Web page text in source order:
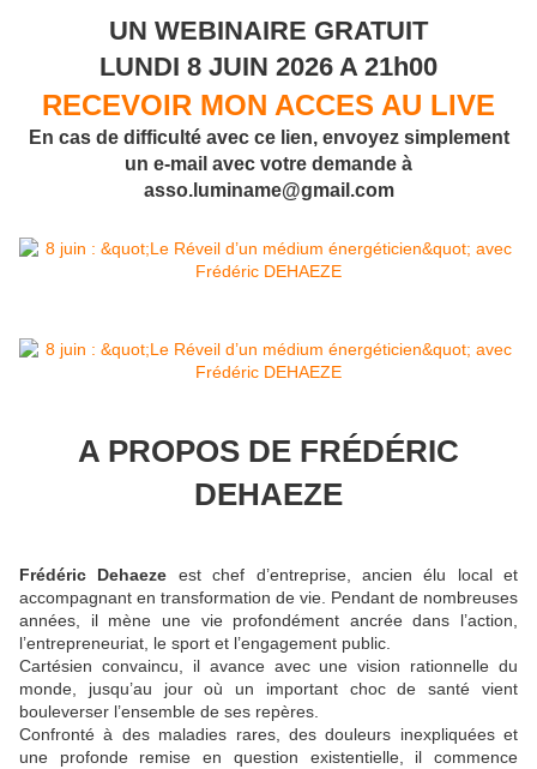
UN WEBINAIRE GRATUIT
LUNDI 8 JUIN 2026 A 21h00
RECEVOIR MON ACCES AU LIVE
En cas de difficulté avec ce lien, envoyez simplement
un e-mail avec votre demande à
asso.luminame@gmail.com
A PROPOS DE FRÉDÉRIC
DEHAEZE
Frédéric Dehaeze est chef d’entreprise, ancien élu local et
accompagnant en transformation de vie. Pendant de nombreuses
années, il mène une vie profondément ancrée dans l’action,
l’entrepreneuriat, le sport et l’engagement public.
Cartésien convaincu, il avance avec une vision rationnelle du
monde, jusqu’au jour où un important choc de santé vient
bouleverser l’ensemble de ses repères.
Confronté à des maladies rares, des douleurs inexpliquées et
une profonde remise en question existentielle, il commence